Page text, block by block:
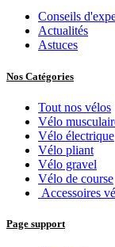
Conseils
Actualités
Astuces
Nos Catégories
Tout nos vélos
Vélo
Vélo électrique
Vélo pliant
Vélo gravel
Vélo de course
Accessoires
Page support